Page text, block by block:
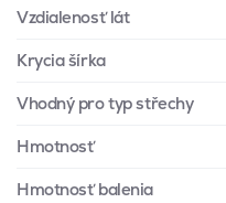
Vzdialenosť lát
Krycia šírka
Vhodný pro typ střechy
Hmotnosť
Hmotnosť balenia